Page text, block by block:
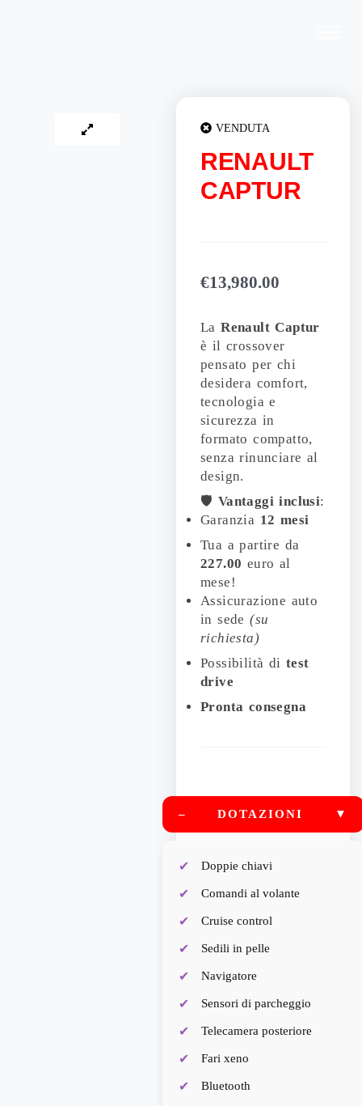
VENDUTA
RENAULT
CAPTUR
€13,980.00
LaRenault Captur
è il crossover
pensato per chi
desidera comfort,
tecnologia e
sicurezza in
formato compatto,
senza rinunciare al
design.
🛡️ Vantaggi inclusi:
Garanzia 12 mesi
Tua a partire da
227.00 euro al
mese!
Assicurazione auto
in sede(su
richiesta)
Possibilità di test
drive
Pronta consegna
– DOTAZIONI ▼
Doppie chiavi
Comandi al volante
Cruise control
Sedili in pelle
Navigatore
Sensori di parcheggio
Telecamera posteriore
Fari xeno
Bluetooth